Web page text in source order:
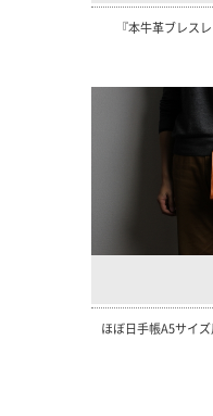
『本牛革ブレス
ほぼ日手帳A5サイ